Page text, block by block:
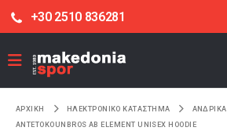
+30 2510 836281
ΑΡΧΙΚΉ ΗΛΕΚΤΡΟΝΙΚΌ ΚΑΤΆΣΤΗΜΑ ΑΝΔΡΙΚΑ
ANTETOKOUNBROS AB ELEMENT UNISEX HOODIE